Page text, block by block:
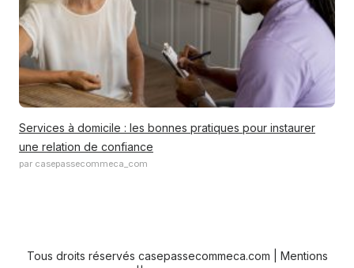
Services à domicile : les bonnes pratiques pour instaurer
une relation de confiance
par casepassecommeca_com
Tous droits réservés casepassecommeca.com | Mentions